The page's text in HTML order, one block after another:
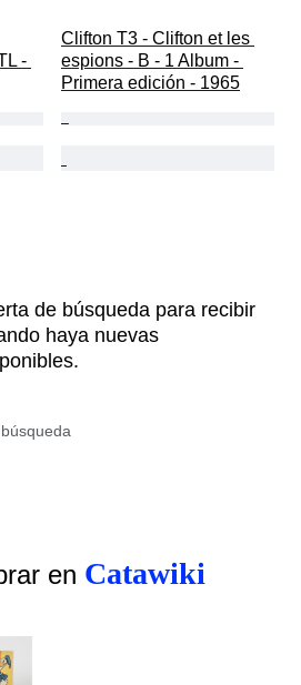
-
Clifton T3 - Clifton et les
espions - B - 1 Album -
Primera edición - 1965
de búsqueda para recibir
haya nuevas
en Catawiki